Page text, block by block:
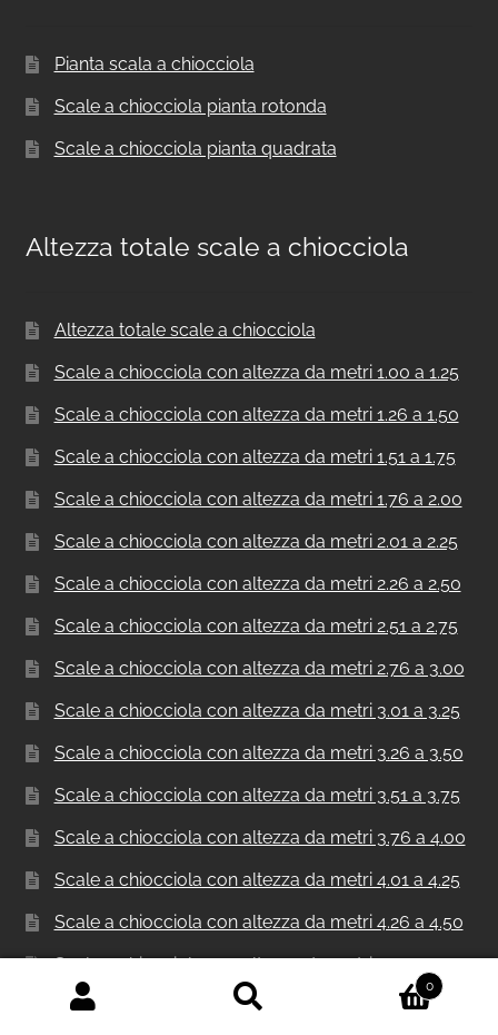
Pianta scala a chiocciola
Scale a chiocciola pianta rotonda
Scale a chiocciola pianta quadrata
Altezza totale scale a chiocciola
Altezza totale scale a chiocciola
Scale a chiocciola con altezza da metri 1.00 a 1.25
Scale a chiocciola con altezza da metri 1.26 a 1.50
Scale a chiocciola con altezza da metri 1.51 a 1.75
Scale a chiocciola con altezza da metri 1.76 a 2.00
Scale a chiocciola con altezza da metri 2.01 a 2.25
Scale a chiocciola con altezza da metri 2.26 a 2.50
Scale a chiocciola con altezza da metri 2.51 a 2.75
Scale a chiocciola con altezza da metri 2.76 a 3.00
Scale a chiocciola con altezza da metri 3.01 a 3.25
Scale a chiocciola con altezza da metri 3.26 a 3.50
Scale a chiocciola con altezza da metri 3.51 a 3.75
Scale a chiocciola con altezza da metri 3.76 a 4.00
Scale a chiocciola con altezza da metri 4.01 a 4.25
Scale a chiocciola con altezza da metri 4.26 a 4.50
Scale a chiocciola con altezza da metri 4.51 a 4.75
Scale a chiocciola con altezza da metri 4.76 a 5.00
0